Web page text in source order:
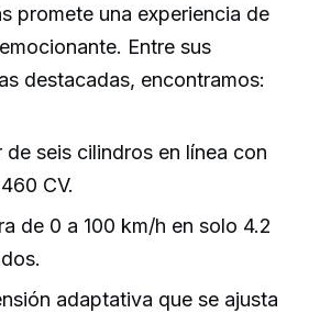
promete una experiencia de
Entre sus
destacadas, encontramos:
de seis cilindros en línea con
CV.
de 0 a 100 km/h en solo 4.2
adaptativa que se ajusta